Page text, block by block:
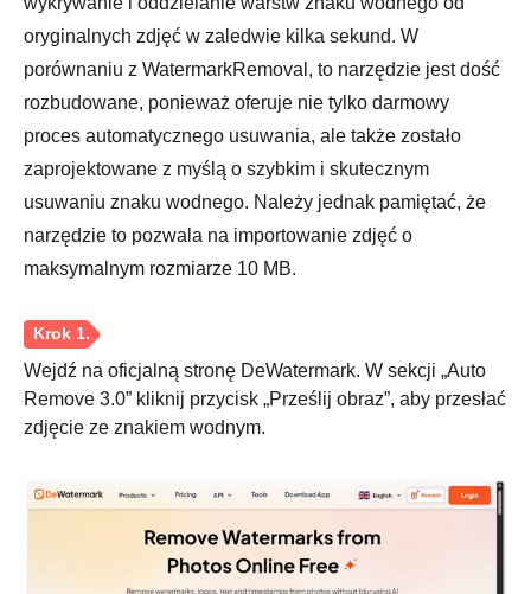
oryginalnych zdjęć w zaledwie kilka sekund. W
porównaniu z WatermarkRemoval, to narzędzie jest dość
rozbudowane, ponieważ oferuje nie tylko darmowy
proces automatycznego usuwania, ale także zostało
zaprojektowane z myślą o szybkim i skutecznym
usuwaniu znaku wodnego. Należy jednak pamiętać, że
narzędzie to pozwala na importowanie zdjęć o
maksymalnym rozmiarze 10 MB.
Wejdź na oficjalną stronę DeWatermark. W sekcji „Auto
Remove 3.0” kliknij przycisk „Prześlij obraz”, aby przesłać
zdjęcie ze znakiem wodnym.